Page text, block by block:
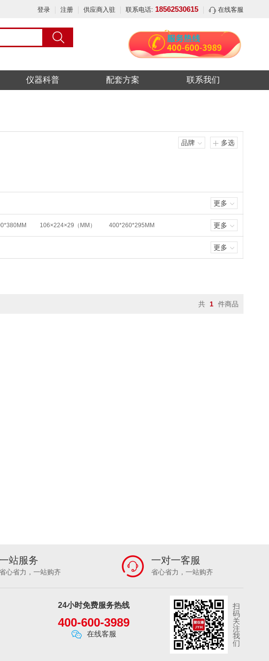
登录 注册 供应商入驻 联系电话: 18562530615 在线客服
仪器科普 配套方案 联系我们
品牌 多选
更多
106×224×29（MM） 400*260*295MM 更多
更多
共 1 件商品
一站服务
心省力，一站购齐
一对一客服
省心省力，一站购齐
24小时免费服务热线
400-600-3989
在线客服
扫
码
关
注
我
们